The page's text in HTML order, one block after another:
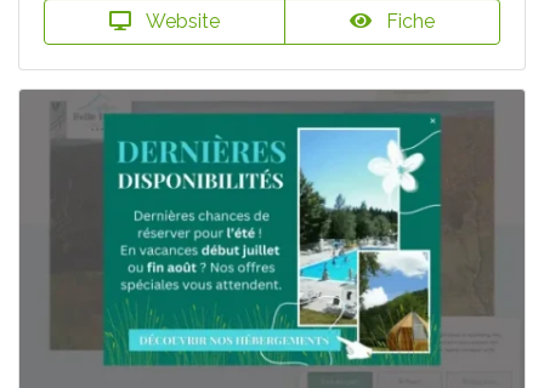
Website Fiche